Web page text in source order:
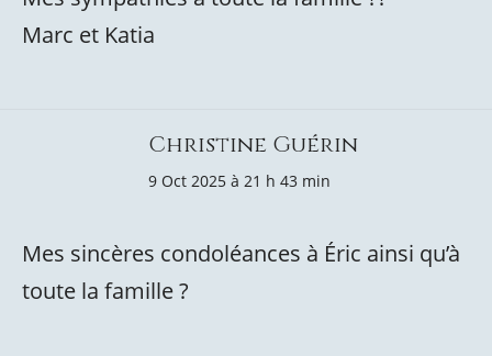
Marc et Katia
Christine Guérin
9 Oct 2025 à 21 h 43 min
Mes sincères condoléances à Éric ainsi qu’à
toute la famille ?️